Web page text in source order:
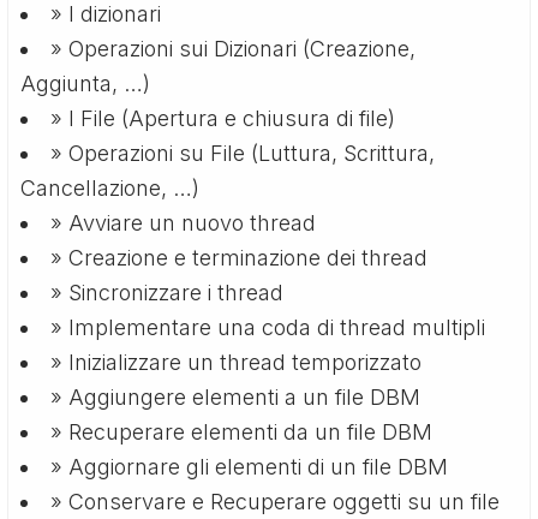
» I dizionari
» Operazioni sui Dizionari (Creazione,
Aggiunta, …)
» I File (Apertura e chiusura di file)
» Operazioni su File (Luttura, Scrittura,
Cancellazione, …)
» Avviare un nuovo thread
» Creazione e terminazione dei thread
» Sincronizzare i thread
» Implementare una coda di thread multipli
» Inizializzare un thread temporizzato
» Aggiungere elementi a un file DBM
» Recuperare elementi da un file DBM
» Aggiornare gli elementi di un file DBM
» Conservare e Recuperare oggetti su un file